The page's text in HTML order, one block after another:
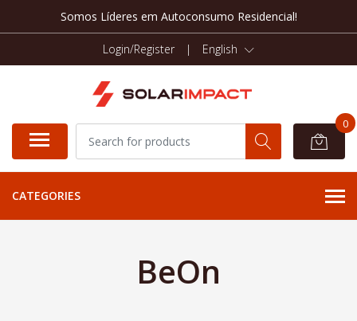
Somos Líderes em Autoconsumo Residencial!
Login/Register | English
0
CATEGORIES
BeOn